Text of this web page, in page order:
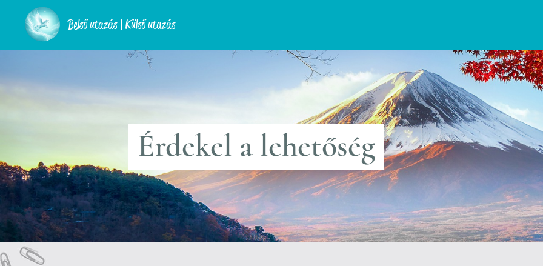
Belső utazás | Külső utazás
Érdekel a lehetőség